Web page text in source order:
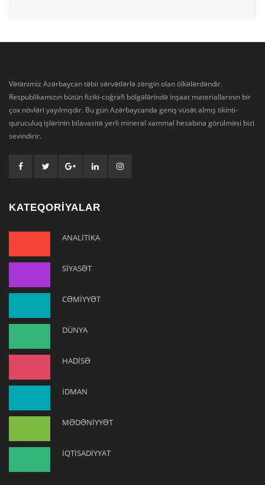
Vətənimiz Azərbaycan təbii sərvətlərlə zəngin olan ölkələrdəndir.
Respublikamızın bütün fiziki-coğrafi bölgələrində inşaat materiallarının bir
çox növləri yayılmışdır. Bu gün Azərbaycanda geniş vüsət almış tikinti-
quruculuq işlərinin bilavasitə yerli mineral xammal hesabına görülməsi bizi
sevindirir.
KATEQORİYALAR
ANALİTİKA
SİYASƏT
CƏMİYYƏT
DÜNYA
HADİSƏ
İDMAN
MƏDƏNİYYƏT
İQTİSADİYYAT